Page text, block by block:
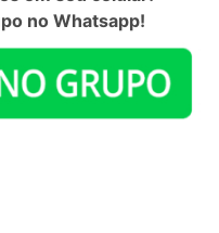
no Whatsapp!